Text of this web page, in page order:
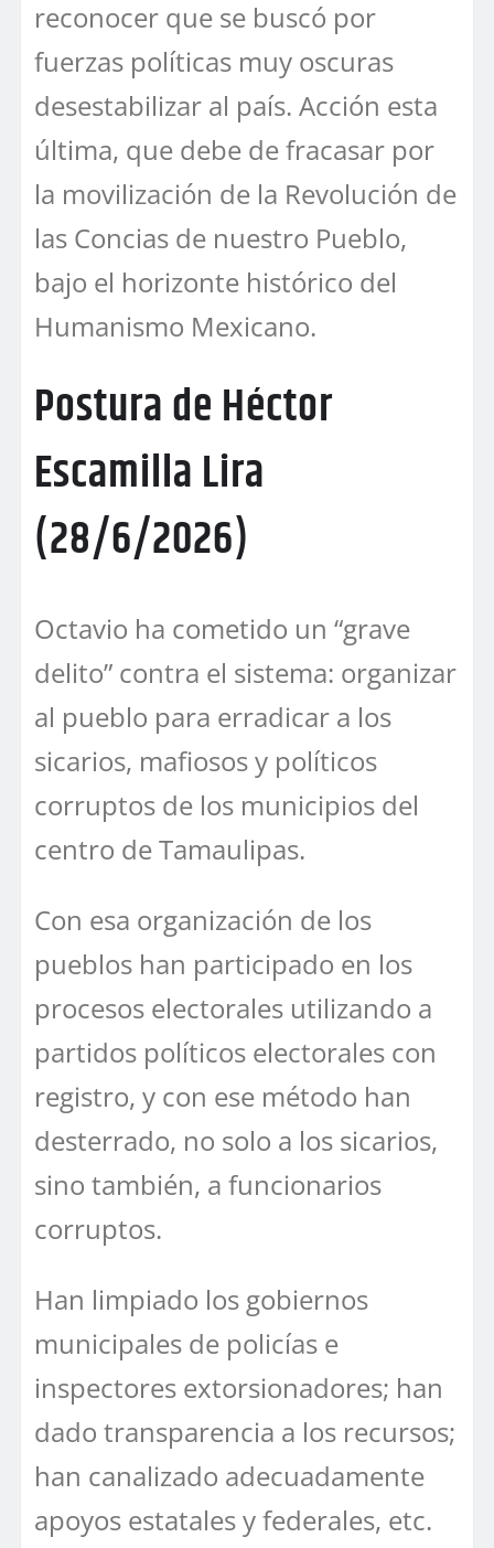
reconocer que se buscó por
fuerzas políticas muy oscuras
desestabilizar al país. Acción esta
última, que debe de fracasar por
la movilización de la Revolución de
las Concias de nuestro Pueblo,
bajo el horizonte histórico del
Humanismo Mexicano.
Postura de Héctor
Escamilla Lira
(28/6/2026)
Octavio ha cometido un “grave
delito” contra el sistema: organizar
al pueblo para erradicar a los
sicarios, mafiosos y políticos
corruptos de los municipios del
centro de Tamaulipas.
Con esa organización de los
pueblos han participado en los
procesos electorales utilizando a
partidos políticos electorales con
registro, y con ese método han
desterrado, no solo a los sicarios,
sino también, a funcionarios
corruptos.
Han limpiado los gobiernos
municipales de policías e
inspectores extorsionadores; han
dado transparencia a los recursos;
han canalizado adecuadamente
apoyos estatales y federales, etc.